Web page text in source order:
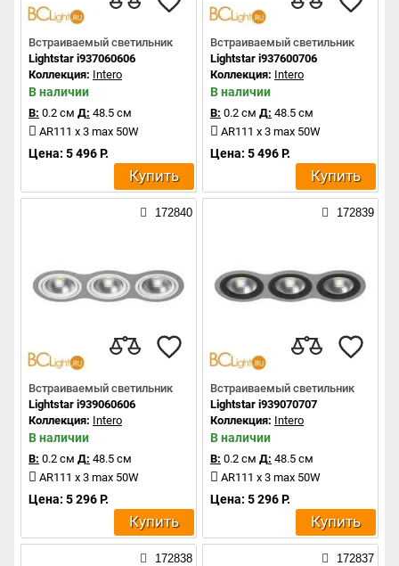
Встраиваемый светильник
Lightstar i937060606
Коллекция: Intero
В наличии
В: 0.2 см Д: 48.5 см
AR111 x 3 max 50W
Цена: 5 496 Р.
Купить
Встраиваемый светильник
Lightstar i937600706
Коллекция: Intero
В наличии
В: 0.2 см Д: 48.5 см
AR111 x 3 max 50W
Цена: 5 496 Р.
Купить
172840
Встраиваемый светильник
Lightstar i939060606
Коллекция: Intero
В наличии
В: 0.2 см Д: 48.5 см
AR111 x 3 max 50W
Цена: 5 296 Р.
Купить
172839
Встраиваемый светильник
Lightstar i939070707
Коллекция: Intero
В наличии
В: 0.2 см Д: 48.5 см
AR111 x 3 max 50W
Цена: 5 296 Р.
Купить
172838 172837